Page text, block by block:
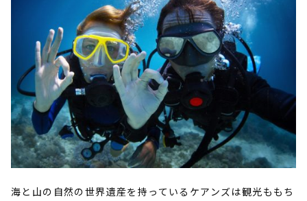
海と山の自然の世界遺産を持っているケアンズは観光ももち